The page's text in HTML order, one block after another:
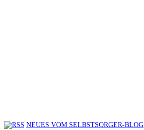
NEUES VOM SELBSTSORGER-BLOG